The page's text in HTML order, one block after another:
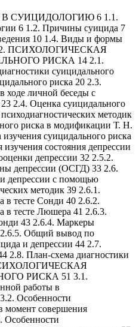
СУИЦИДОЛОГИЮ 6 1.1.
6 1.2. Причины суицида 7
10 1.4. Виды и формы
2. ПСИХОЛОГИЧЕСКАЯ
РИСКА 14 2.1.
суицидального
риска 20 2.3.
ходе личной беседы с
2.4. Оценка суицидального
методик
риска в модификации Т. Н.
суицидального риска
состояния депрессии
депрессии 32 2.5.2.
депрессии (ОСГД) 33 2.6.
депрессии с помощью
методик 39 2.6.1.
в тесте Сонди 40 2.6.2.
в тесте Люшера 41 2.6.3.
43 2.6.4. Маркеры
2.6.5. Общий вывод по
и депрессии 44 2.7.
2.8. План-схема диагностики
ПСИХОЛОГИЧЕСКАЯ
РИСКА 51 3.1.
работы в
Особенности
момент совершения
Особенности